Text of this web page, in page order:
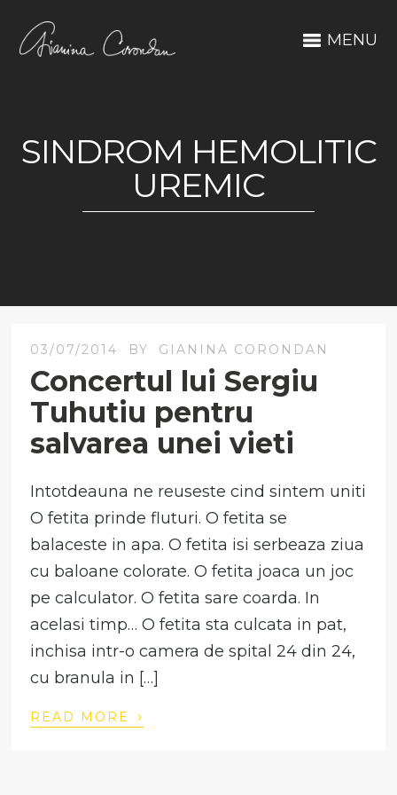
MENU
SINDROM HEMOLITIC
UREMIC
03/07/2014 BY GIANINA CORONDAN
Concertul lui Sergiu
Tuhutiu pentru
salvarea unei vieti
Intotdeauna ne reuseste cind sintem uniti
O fetita prinde fluturi. O fetita se
balaceste in apa. O fetita isi serbeaza ziua
cu baloane colorate. O fetita joaca un joc
pe calculator. O fetita sare coarda. In
acelasi timp… O fetita sta culcata in pat,
inchisa intr-o camera de spital 24 din 24,
cu branula in […]
READ MORE ›